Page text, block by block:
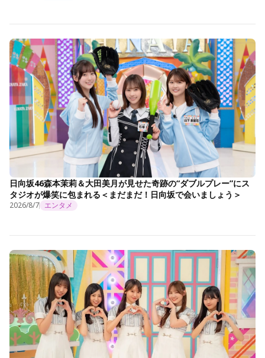
日向坂46森本茉莉＆大田美月が見せた奇跡の“ダブルプレー”にス
タジオが爆笑に包まれる＜まだまだ！日向坂で会いましょう＞
2026/8/7 エンタメ